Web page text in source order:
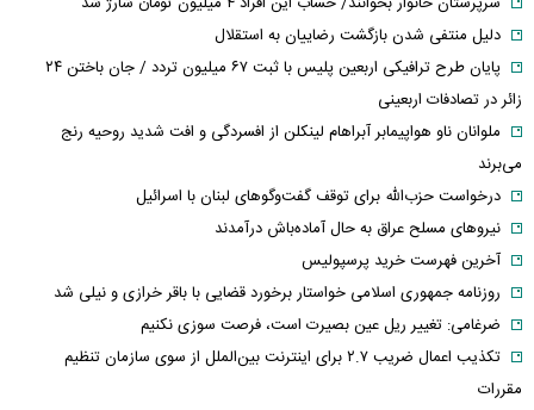
دلیل منتفی شدن بازگشت رضاییان به استقلال
پایان طرح ترافیکی اربعین پلیس با ثبت ۶۷ میلیون تردد / جان باختن ۲۴
زائر در تصادفات اربعینی
ملوانان ناو هواپیمابر آبراهام لینکلن از افسردگی و افت شدید روحیه رنج
می‌برند
درخواست حزب‌الله برای توقف گفت‌وگوهای لبنان با اسرائیل
نیروهای مسلح عراق به حال آماده‌باش درآمدند
آخرین فهرست خرید پرسپولیس
روزنامه جمهوری اسلامی خواستار برخورد قضایی با باقر خرازی و نیلی شد
ضرغامی: تغییر ریل عین بصیرت است، فرصت سوزی نکنیم
تکذیب اعمال ضریب ۲.۷ برای اینترنت بین‌الملل از سوی سازمان تنظیم
مقررات